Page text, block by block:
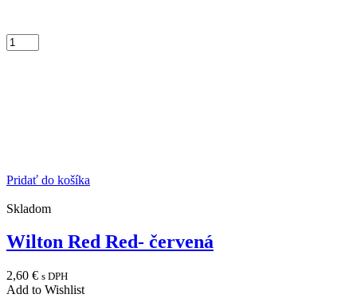
Pridať do košíka
Skladom
Wilton Red Red- červená
2,60 € s DPH
Add to Wishlist